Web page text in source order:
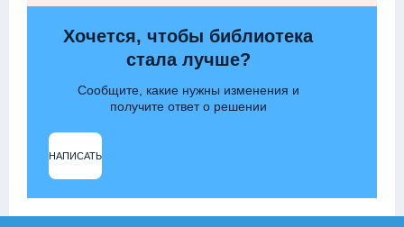
Хочется, чтобы библиотека
стала лучше?
Сообщите, какие нужны изменения и
получите ответ о решении
НАПИСАТЬ